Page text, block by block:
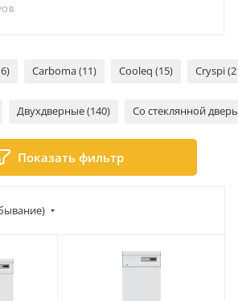
Carboma (11) Cooleq (15) Cryspi
Двухдверные (140) Со стеклянной
Показать фильтр